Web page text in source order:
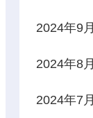
2024年9月
2024年8月
2024年7月